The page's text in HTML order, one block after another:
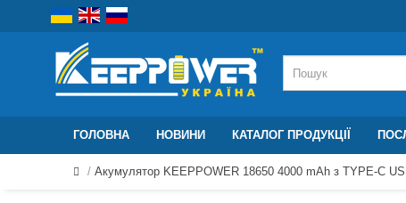
ГОЛОВНА НОВИНИ КАТАЛОГ ПРОДУКЦІЇ
Акумулятор KEEPPOWER 18650 4000 mAh з TYPE-C